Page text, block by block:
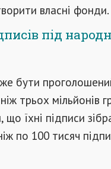
власні фонди.
під
бути
трьох мільйонів
що їхні підписи
по 100 тисяч